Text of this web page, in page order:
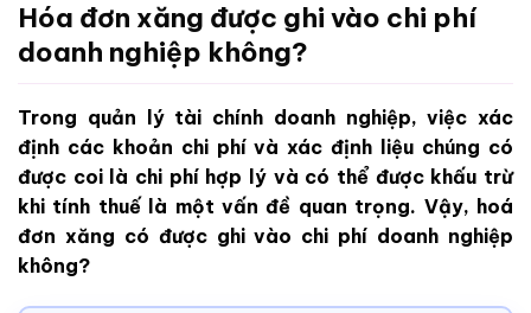
Hóa đơn xăng được ghi vào chi phí
doanh nghiệp không?
Trong quản lý tài chính doanh nghiệp, việc xác
định các khoản chi phí và xác định liệu chúng có
được coi là chi phí hợp lý và có thể được khấu trừ
khi tính thuế là một vấn đề quan trọng. Vậy, hoá
đơn xăng có được ghi vào chi phí doanh nghiệp
không?